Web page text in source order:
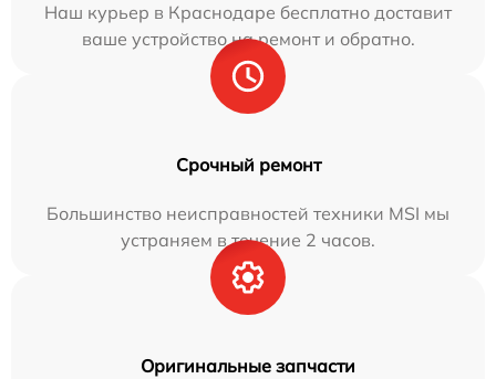
Наш курьер в Краснодаре бесплатно доставит
ваше устройство на ремонт и обратно.
Срочный ремонт
Большинство неисправностей техники MSI мы
устраняем в течение 2 часов.
Оригинальные запчасти